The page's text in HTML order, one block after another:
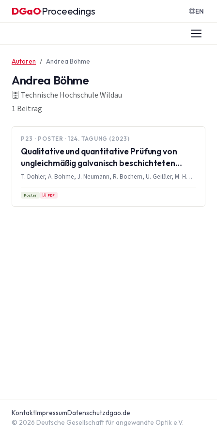
Zum Inhalt springen
DGaO·Proceedings EN
Autoren Andrea Böhme
Andrea Böhme
Technische Hochschule Wildau
1 Beitrag
P23 · POSTER · 124. TAGUNG (2023)
Qualitative und quantitative Prüfung von
ungleichmäßig galvanisch beschichteten
Substraten
T. Döhler, A. Böhme, J. Neumann, R. Bochem, U. Geißler, M. Hofmann, A. H. Foitzik
Poster PDF
© 2026 Deutsche Gesellschaft für angewandte Optik e.V.
KontaktImpressumDatenschutzdgao.de